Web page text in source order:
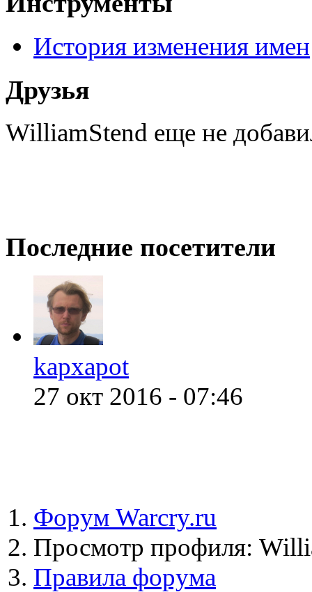
История изменения имен
Друзья
WilliamStend еще не
Последние посетители
kapxapot
27 окт 2016 - 07:46
Форум Warcry.ru
Просмотр профиля:
Правила форума